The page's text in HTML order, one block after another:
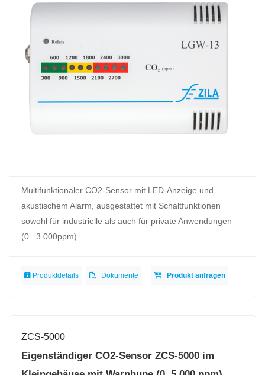
Multifunktionaler CO2-Sensor mit LED-Anzeige und
akustischem Alarm, ausgestattet mit Schaltfunktionen
sowohl für industrielle als auch für private Anwendungen
(0...3.000ppm)
Produktdetails Dokumente Produkt anfragen
ZCS-5000
Eigenständiger CO2-Sensor ZCS-5000 im